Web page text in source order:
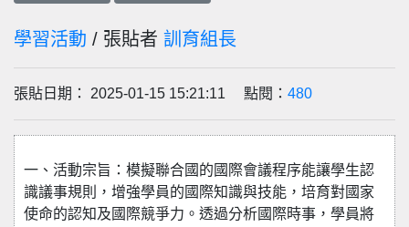
學習活動 / 張貼者 訓育組長
張貼日期： 2025-01-15 15:21:11 點閱： 480
一、活動宗旨：模擬聯合國的國際會議程序能讓學生認
識議事規則，增強學員的國際知識與技能，培育對國家
使命的認知及國際競爭力。透過分析國際時事，學員將